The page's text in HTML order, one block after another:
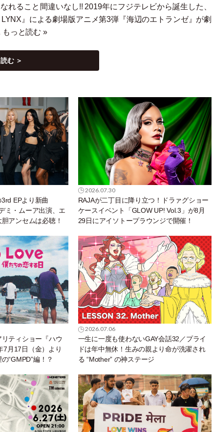
れること間違いなし!! 2019年にフジテレビから誕生した、
』による劇場版アニメ第3弾『海辺のエトランゼ』が劇
もっと読む »
む ＞
EPより新曲
ミ・ムーア出演、エ
アンセムは必聴！
2026.07.30
RAJAが二丁目に降り立つ！ドラァグショー
ケースイベント「GLOW UP! Vol.3」が8月
29日にアイソトープラウンジで開催！
ティショー『ハウ
7月17日（金）より
“GMPD”編！？
2026.07.06
一生に一度も使わないGAY会話32／プライ
ドは年中無休！生みの親より命が洗濯され
る “Mother” の神ステージ